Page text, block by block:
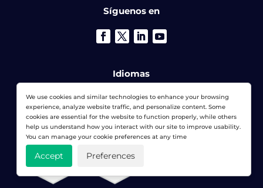
Síguenos en
Idiomas
Español
We use cookies and similar technologies to enhance your browsing
experience, analyze website traffic, and personalize content. Some
cookies are essential for the website to function properly, while others
help us understand how you interact with our site to improve usability.
You can manage your cookie preferences at any time
Accept Preferences